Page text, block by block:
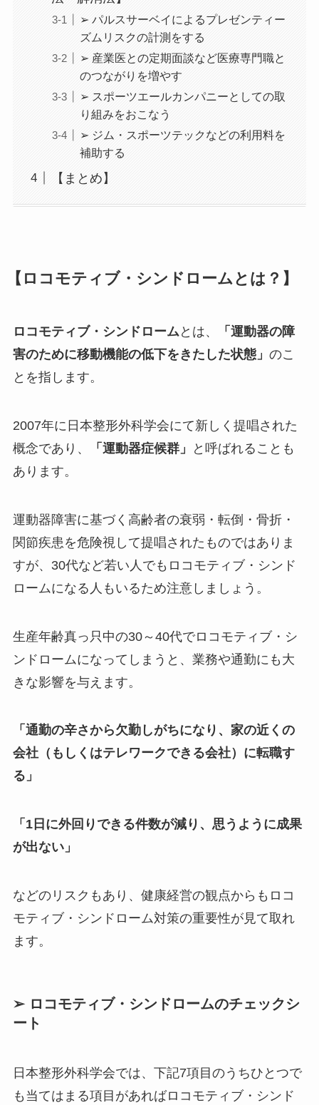
➢ パルスサーベイによるプレゼンティー
ズムリスクの計測をする
➢ 産業医との定期面談など医療専門職と
のつながりを増やす
➢ スポーツエールカンパニーとしての取
り組みをおこなう
➢ ジム・スポーツテックなどの利用料を
補助する
【まとめ】
【ロコモティブ・シンドロームとは？】
ロコモティブ・シンドロームとは、
「運動器の障
害のために移動機能の低下をきたした状態」 のこ
とを指します。
2007年に日本整形外科学会にて新しく提唱された
概念であり、
「運動器症候群」
と呼ばれることも
あります。
運動器障害に基づく高齢者の衰弱・転倒・骨折・
関節疾患を危険視して提唱されたものではありま
すが、30代など若い人でもロコモティブ・シンド
ロームになる人もいるため注意しましょう。
生産年齢真っ只中の30～40代でロコモティブ・シ
ンドロームになってしまうと、業務や通勤にも大
きな影響を与えます。
「通勤の辛さから欠勤しがちになり、家の近くの
会社（もしくはテレワークできる会社）に転職す
る」
「1日に外回りできる件数が減り、思うように成果
が出ない」
などのリスクもあり、健康経営の観点からもロコ
モティブ・シンドローム対策の重要性が見て取れ
ます。
➢ ロコモティブ・シンドロームのチェックシ
ート
日本整形外科学会では、下記7項目のうちひとつで
も当てはまる項目があればロコモティブ・シンド